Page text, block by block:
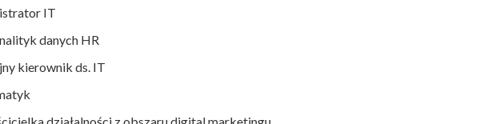
IT
danych HR
kierownik ds. IT